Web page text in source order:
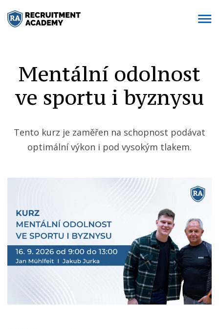
Mentální odolnost
ve sportu i byznysu
Tento kurz je zaměřen na schopnost podávat
optimální výkon i pod vysokým tlakem.